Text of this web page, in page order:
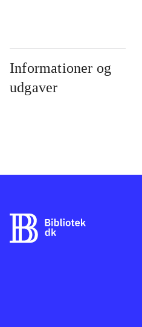
Informationer og
udgaver